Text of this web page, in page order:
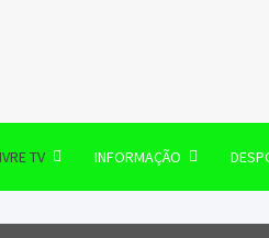
87.7, 106
TV INFORMAÇÃO